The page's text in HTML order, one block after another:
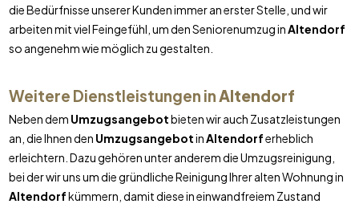
die Bedürfnisse unserer Kunden immer an erster Stelle, und wir
arbeiten mit viel Feingefühl, um den Seniorenumzug inAltendorf
so angenehm wie möglich zu gestalten.
Weitere Dienstleistungen inAltendorf
Neben dem Umzugsangebotbieten wir auch Zusatzleistungen
an, die Ihnen den UmzugsangebotinAltendorferheblich
erleichtern. Dazu gehören unter anderem die Umzugsreinigung,
bei der wir uns um die gründliche Reinigung Ihrer alten Wohnung in
Altendorfkümmern, damit diese in einwandfreiem Zustand